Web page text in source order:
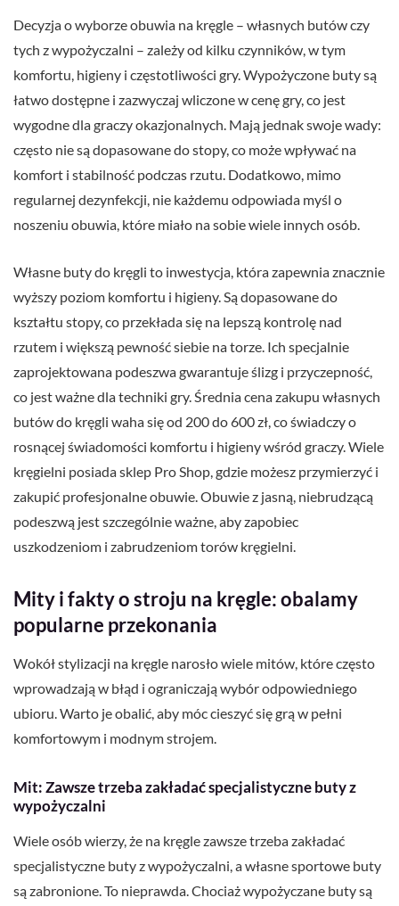
Decyzja o wyborze obuwia na kręgle – własnych butów czy
tych z wypożyczalni – zależy od kilku czynników, w tym
komfortu, higieny i częstotliwości gry. Wypożyczone buty są
łatwo dostępne i zazwyczaj wliczone w cenę gry, co jest
wygodne dla graczy okazjonalnych. Mają jednak swoje wady:
często nie są dopasowane do stopy, co może wpływać na
komfort i stabilność podczas rzutu. Dodatkowo, mimo
regularnej dezynfekcji, nie każdemu odpowiada myśl o
noszeniu obuwia, które miało na sobie wiele innych osób.
Własne buty do kręgli to inwestycja, która zapewnia znacznie
wyższy poziom komfortu i higieny. Są dopasowane do
kształtu stopy, co przekłada się na lepszą kontrolę nad
rzutem i większą pewność siebie na torze. Ich specjalnie
zaprojektowana podeszwa gwarantuje ślizg i przyczepność,
co jest ważne dla techniki gry. Średnia cena zakupu własnych
butów do kręgli waha się od 200 do 600 zł, co świadczy o
rosnącej świadomości komfortu i higieny wśród graczy. Wiele
kręgielni posiada sklep Pro Shop, gdzie możesz przymierzyć i
zakupić profesjonalne obuwie. Obuwie z jasną, niebrudzącą
podeszwą jest szczególnie ważne, aby zapobiec
uszkodzeniom i zabrudzeniom torów kręgielni.
Mity i fakty o stroju na kręgle: obalamy
popularne przekonania
Wokół stylizacji na kręgle narosło wiele mitów, które często
wprowadzają w błąd i ograniczają wybór odpowiedniego
ubioru. Warto je obalić, aby móc cieszyć się grą w pełni
komfortowym i modnym strojem.
Mit: Zawsze trzeba zakładać specjalistyczne buty z
wypożyczalni
Wiele osób wierzy, że na kręgle zawsze trzeba zakładać
specjalistyczne buty z wypożyczalni, a własne sportowe buty
są zabronione. To nieprawda. Chociaż wypożyczane buty są